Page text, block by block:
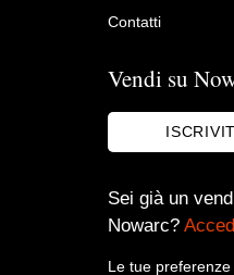
ceramica decorata
Contatti
Vendi su
Sei già un
Nowarc?
Le tue